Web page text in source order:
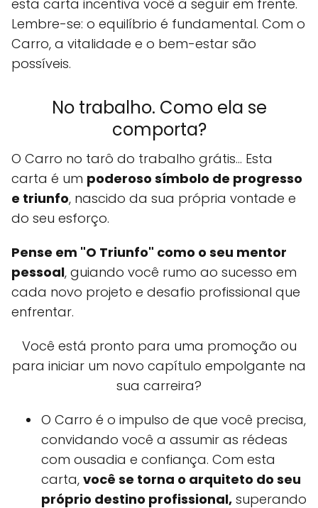
esta carta incentiva você a seguir em frente.
Lembre-se: o equilíbrio é fundamental. Com o
Carro, a vitalidade e o bem-estar são
possíveis.
No trabalho. Como ela se
comporta?
O Carro no tarô do trabalho grátis... Esta
carta é um poderoso símbolo de progresso
e triunfo, nascido da sua própria vontade e
do seu esforço.
Pense em "O Triunfo" como o seu mentor
pessoal, guiando você rumo ao sucesso em
cada novo projeto e desafio profissional que
enfrentar.
Você está pronto para uma promoção ou
para iniciar um novo capítulo empolgante na
sua carreira?
O Carro é o impulso de que você precisa,
convidando você a assumir as rédeas
com ousadia e confiança. Com esta
carta, você se torna o arquiteto do seu
próprio destino profissional, superando